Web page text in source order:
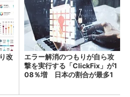
改
エラー解消のつもりが自ら攻
撃を実行する「ClickFix」が1
08％増 日本の割合が最多1